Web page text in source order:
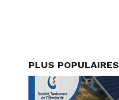
PLUS POPULAIRES